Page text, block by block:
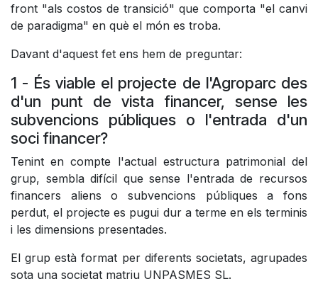
front "als costos de transició" que comporta "el canvi
de paradigma" en què el món es troba.
Davant d'aquest fet ens hem de preguntar:
1 - És viable el projecte de l'Agroparc des
d'un punt de vista financer, sense les
subvencions públiques o l'entrada d'un
soci financer?
Tenint en compte l'actual estructura patrimonial del
grup, sembla difícil que sense l'entrada de recursos
financers aliens o subvencions públiques a fons
perdut, el projecte es pugui dur a terme en els terminis
i les dimensions presentades.
El grup està format per diferents societats, agrupades
sota una societat matriu UNPASMES SL.